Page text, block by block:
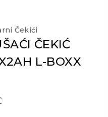
Čekići
ČEKIĆ
L-BOXX